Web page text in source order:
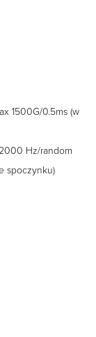
1500G/0.5ms (w
Hz/random
spoczynku)